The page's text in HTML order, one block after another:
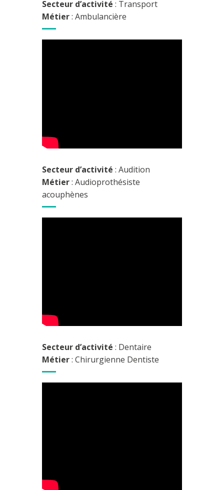
Secteur d’activité : Transport
Métier: Ambulancière
Secteur d’activité : Audition
Métier: Audioprothésiste
acouphènes
Secteur d’activité : Dentaire
Métier: Chirurgienne Dentiste